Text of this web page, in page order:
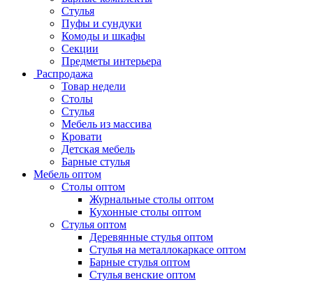
Стулья
Пуфы и сундуки
Комоды и шкафы
Секции
Предметы интерьера
Распродажа
Товар недели
Столы
Стулья
Мебель из массива
Кровати
Детская мебель
Барные стулья
Мебель оптом
Столы оптом
Журнальные столы оптом
Кухонные столы оптом
Стулья оптом
Деревянные стулья оптом
Стулья на металлокаркасе оптом
Барные стулья оптом
Стулья венские оптом